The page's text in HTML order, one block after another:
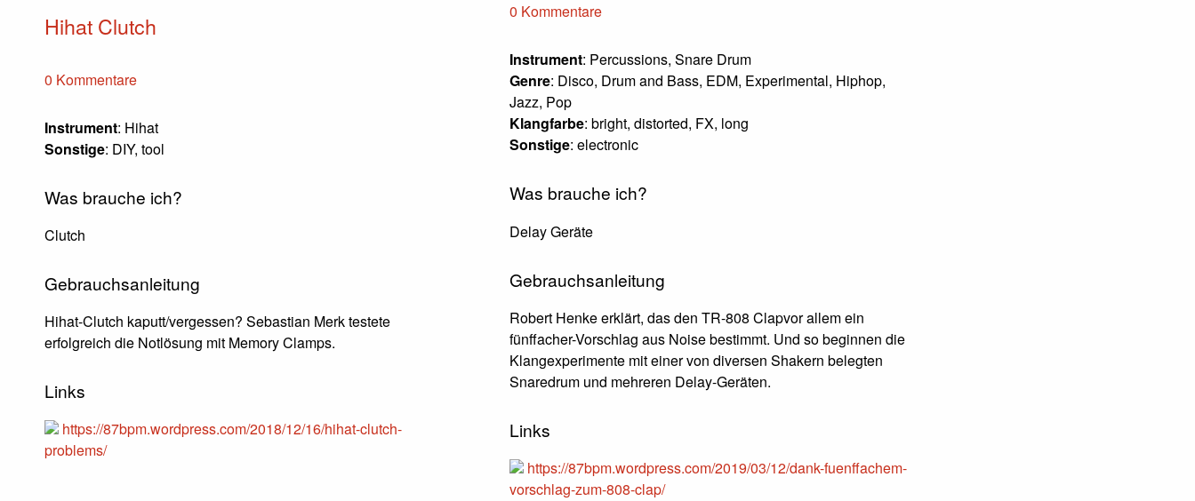
0 Kommentare
Instrument: Percussions, Snare Drum
Genre: Disco, Drum and Bass, EDM, Experimental, Hiphop,
Jazz, Pop
Klangfarbe: bright, distorted, FX, long
Sonstige: electronic
Was brauche ich?
Delay Geräte
Gebrauchsanleitung
Robert Henke erklärt, das den TR-808 Clapvor allem ein
fünffacher-Vorschlag aus Noise bestimmt. Und so beginnen die
Klangexperimente mit einer von diversen Shakern belegten
Snaredrum und mehreren Delay-Geräten.
Links
https://87bpm.wordpress.com/2019/03/12/dank-fuenffachem-
vorschlag-zum-808-clap/
Hihat Clutch
0 Kommentare
Instrument: Hihat
Sonstige: DIY, tool
Was brauche ich?
Clutch
Gebrauchsanleitung
Hihat-Clutch kaputt/vergessen? Sebastian Merk testete
erfolgreich die Notlösung mit Memory Clamps.
Links
https://87bpm.wordpress.com/2018/12/16/hihat-clutch-
problems/